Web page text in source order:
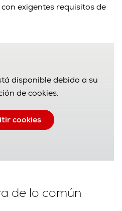
disponible debido a su
de cookies.
cookies
exigentes requisitos de
de lo común